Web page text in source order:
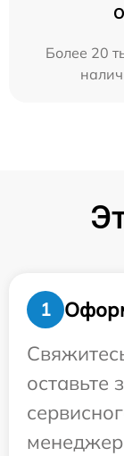
Более 20
1
оставьте